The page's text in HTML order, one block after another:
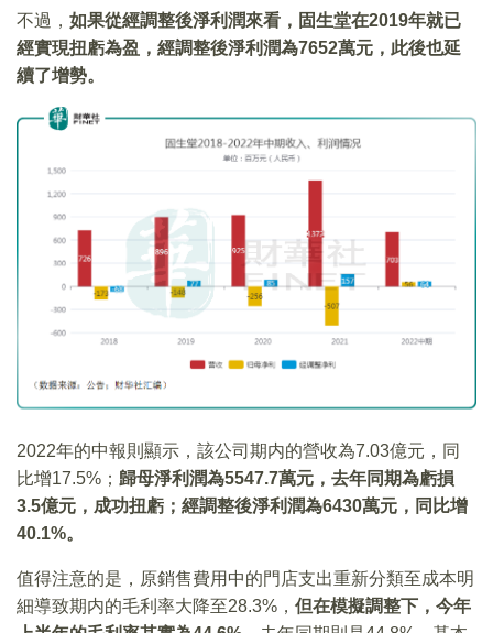
不過， 如果從經調整後淨利潤來看，固生堂在2019年就已
經實現扭虧為盈，經調整後淨利潤為7652萬元，此後也延
續了增勢。
2022年的中報則顯示，該公司期内的營收為7.03億元，同
比增17.5%； 歸母淨利潤為5547.7萬元，去年同期為虧損
3.5億元，成功扭虧；經調整後淨利潤為6430萬元，同比增
40.1%。
值得注意的是，原銷售費用中的門店支出重新分類至成本明
細導致期内的毛利率大降至28.3%， 但在模擬調整下，今年